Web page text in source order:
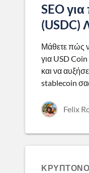
SEO
(USDC)
Μάθετε πώς
για USD
και να
stablecoin
Felix